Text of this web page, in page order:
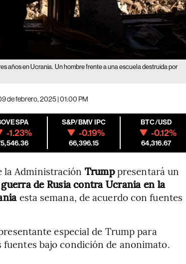
años en Ucrania. Un hombre frente a una escuela destruida por
de febrero, 2025 | 01:00 PM
-1.23%
S&P/BMV IPC
-0.19%
66,396.15
BTC/USD
-0.12%
64,316.67
la Administración Trumppresentará un
de Rusia contra Ucrania en la
esta semana, de acuerdo con fuentes
especial de Trump para
fuentes bajo condición de anonimato.